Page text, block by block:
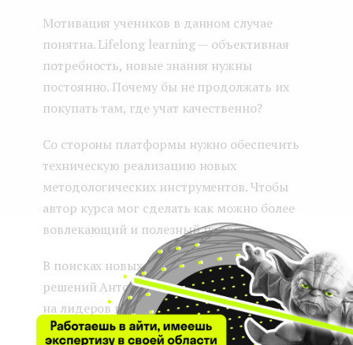
Мотивация учеников в данном случае
понятна. Lifelong learning — объективная
потребность, новые знания нужны
постоянно. Почему бы не продолжать их
покупать там, где учат качественно?
Со стороны платформы нужно обеспечить
техническую реализацию новых
методологических инструментов. Чтобы
автор курса мог сделать как можно более
вовлекающий и полезный продукт.
В поисках новых методологических
решений Антон Сажин советует смотреть
на лидеров в образовательной индустрии:
Harvard, Stanford, Coursera, EDx. Чаще всего